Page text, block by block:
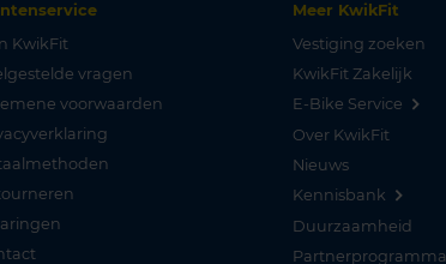
KwikFit
vragen
voorwaarden
Meer KwikFit
Vestiging zoeken
KwikFit Zakelijk
E-Bike Service
Over KwikFit
Nieuws
Kennisbank
Duurzaamheid
Partnerprogramma